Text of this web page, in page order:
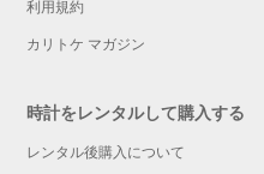
利用規約
カリトケ マガジン
時計をレンタルして購入する
レンタル後購入について